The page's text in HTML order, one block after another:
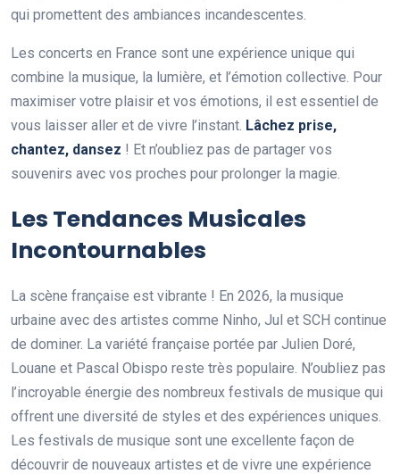
qui promettent des ambiances incandescentes.
Les concerts en France sont une expérience unique qui
combine la musique, la lumière, et l’émotion collective. Pour
maximiser votre plaisir et vos émotions, il est essentiel de
vous laisser aller et de vivre l’instant. Lâchez prise,
chantez, dansez ! Et n’oubliez pas de partager vos
souvenirs avec vos proches pour prolonger la magie.
Les Tendances Musicales
Incontournables
La scène française est vibrante ! En 2026, la musique
urbaine avec des artistes comme Ninho, Jul et SCH continue
de dominer. La variété française portée par Julien Doré,
Louane et Pascal Obispo reste très populaire. N’oubliez pas
l’incroyable énergie des nombreux festivals de musique qui
offrent une diversité de styles et des expériences uniques.
Les festivals de musique sont une excellente façon de
découvrir de nouveaux artistes et de vivre une expérience